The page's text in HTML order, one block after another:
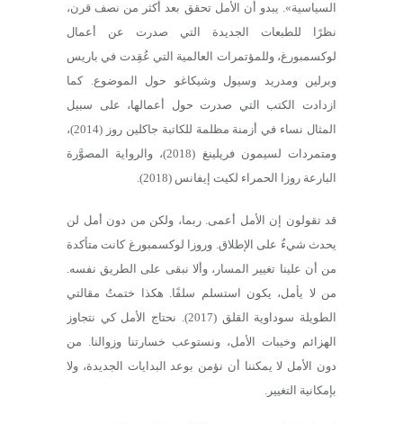
السياسية». يبدو أن الأمل تحقق بعد أكثر من نصف قرن،
نظرًا للطبعات الجديدة التي صدرت عن أعمال
لوكسمبورغ، وللمؤتمرات العالمية التي عُقِدت في باريس
وبرلين ومدريد وسيول وشيكاغو حول الموضوع. كما
ازدادت الكتب التي صدرت حول أعمالها، على سبيل
المثال نساء في أزمنة مظلمة للكاتبة جاكلين روز (2014)،
ومتمردات لسيمون فريلينغ (2018)، والرواية المصوَّرة
البارعة روزا الحمراء لكيت إيفانس (2018).
قد تقولون إن الأمل أعمى. ربما، ولكن من دون أمل لن
يحدث شيءٌ على الإطلاق. وروزا لوكسمبورغ كانت متأكدة
من أن علينا تغيير المسار، وألا نبقى على الطريق نفسه.
من لا يأمل، يكون استسلم سلفًا. هكذا ختمتُ مقالتي
الطويلة سوداوية القلق (2017). نحتاج الأمل كي نتجاوز
الهزائم وخيبات الأمل، ونستوعب خسارتنا وزوالنا. من
دون الأمل لا يمكننا أن نؤمن بوعد البدايات الجديدة، ولا
بإمكانية التغيير.